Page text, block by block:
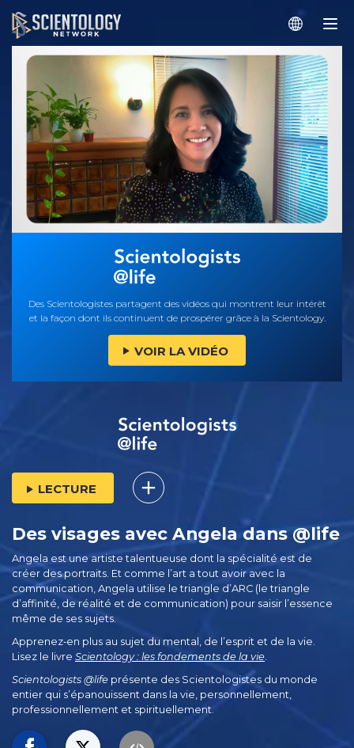
Des Scientologistes partagent des vidéos qui montrent leur intérêt
et la façon dont ils continuent de prospérer grâce à la Scientology.
VOIR LA VIDÉO
LECTURE
Des visages avec Angela dans @life
Angela est une artiste talentueuse dont la spécialité est de
créer des portraits. Et comme l’art a tout avoir avec la
communication, Angela utilise le triangle d’ARC (le triangle
d’affinité, de réalité et de communication) pour saisir l’essence
même de ses sujets.
Apprenez‑en plus au sujet du mental, de l’esprit et de la vie.
Lisez le livre Scientology : les fondements de la vie
Scientologists @life présente des Scientologistes du monde
entier qui s’épanouissent dans la vie, personnellement,
professionnellement et spirituellement.